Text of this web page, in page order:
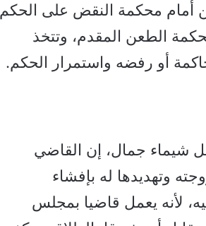
أمام محكمة النقض على الحكم
الطعن المقدم، وتتخذ
أو رفضه واستمرار الحكم.
شيماء جمال، إن القاضي
وتهديدها له بإفشاء
لأنه يعمل قاضيا بمجلس